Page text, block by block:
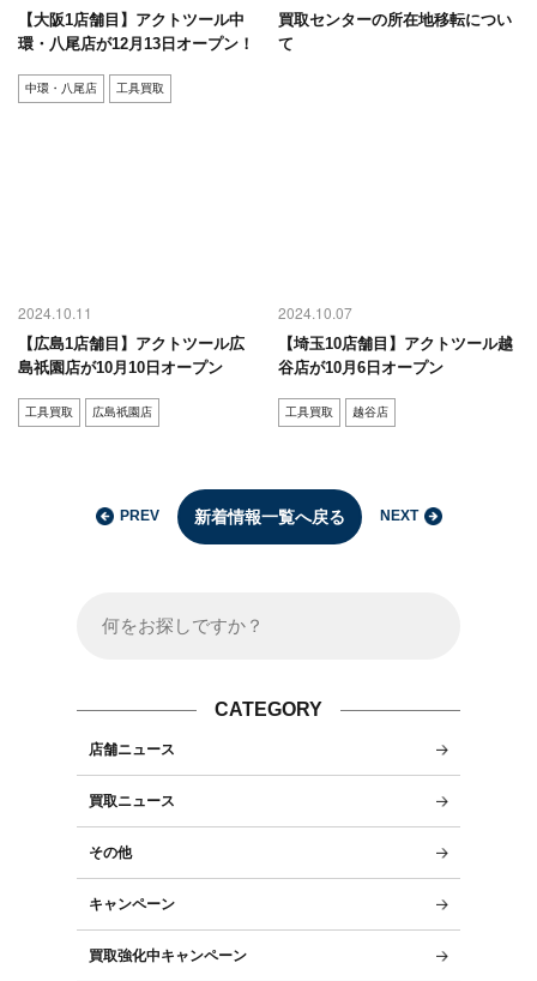
【大阪1店舗目】アクトツール中
環・八尾店が12月13日オープン！
中環・八尾店 工具買取
買取センターの所在地移転につい
て
2024.10.11
【広島1店舗目】アクトツール広
島祇園店が10月10日オープン
工具買取 広島祇園店
2024.10.07
【埼玉10店舗目】アクトツール越
谷店が10月6日オープン
工具買取 越谷店
PREV 新着情報一覧へ戻る NEXT
CATEGORY
店舗ニュース
買取ニュース
その他
キャンペーン
買取強化中キャンペーン